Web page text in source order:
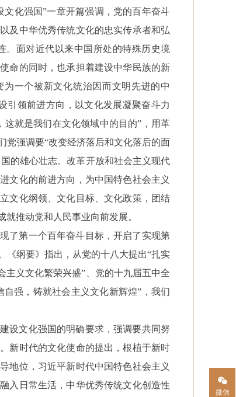
文化强国”一章开篇强调，党的百年奋斗
及中华优秀传统文化的忠实传承者和弘
。面对近代以来中国所处的特殊历史境
命的同时，也承担着建设中华民族的新
一个被新文化统治因而文明先进的中
引领前进方向，以文化发展凝聚奋斗力
就是我们在文化领域中的目的”，用革
党强调要“改变经济落后和文化落后的面
的雄心壮志。改革开放和社会主义现代
文化的前进方向，为中国特色社会主义
文化纲领、文化目标、文化政策，团结
推动党和人民事业向前发展。
了第一个百年奋斗目标，开启了实现第
《纲要》指出，从党的十八大提出“扎实
主义文化繁荣兴盛”、党的十九届五中全
强，铸就社会主义文化新辉煌”，我们
设文化强国的明确要求，强调要共同努
新时代的文化使命的提出，根植于新时
地位，习近平新时代中国特色社会主义
入日常生活，中华优秀传统文化创造性
微信